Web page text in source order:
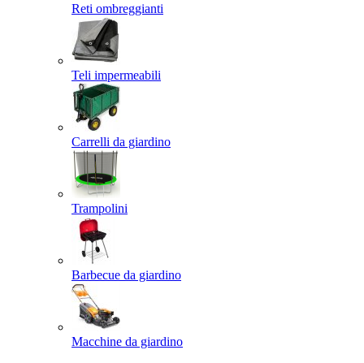
Reti ombreggianti
Teli impermeabili
Carrelli da giardino
Trampolini
Barbecue da giardino
Macchine da giardino